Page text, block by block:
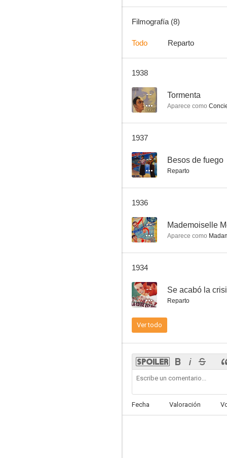
Filmografía (8)
Todo Reparto
1938
-- Tormenta
Aparece como
1937
-- Besos de fuego
Reparto
1936
-- Mademoiselle
Aparece como
1934
-- Se acabó la
Reparto
Ver todo
Fecha Valoración